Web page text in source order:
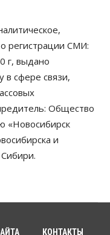
назвали в
— до 16
регистрации СМИ:
г, выдано
в сфере связи,
Общество
«Новосибирск
и
КОНТАКТЫ